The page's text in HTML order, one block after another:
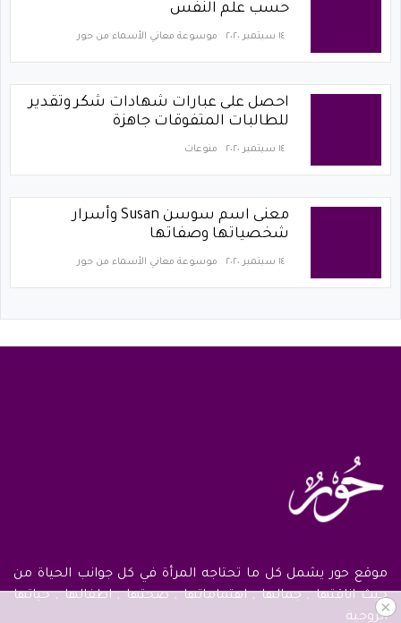
حسب علم النفس
١٤ سبتمبر ٢٠٢٠ موسوعة معاني الأسماء من حور
احصل على عبارات شهادات شكر وتقدير
للطالبات المتفوقات جاهزة
١٤ سبتمبر ٢٠٢٠ منوعات
معنى اسم سوسن Susan وأسرار
شخصياتها وصفاتها
١٤ سبتمبر ٢٠٢٠ موسوعة معاني الأسماء من حور
×
موقع حور يشمل كل ما تحتاجه المرأة في كل جوانب الحياة من
حيث اناقتها , جمالها , اهتماماتها , صحتها , اطفالها , حياتها
الزوجية